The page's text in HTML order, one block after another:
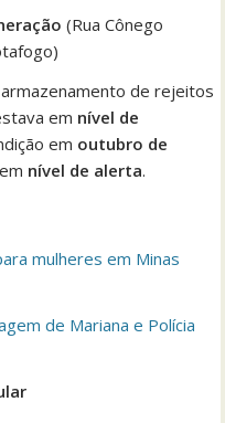
(Rua Cônego
de rejeitos
em nível de
em outubro de
nível de alerta.
mulheres em Minas
de Mariana e Polícia